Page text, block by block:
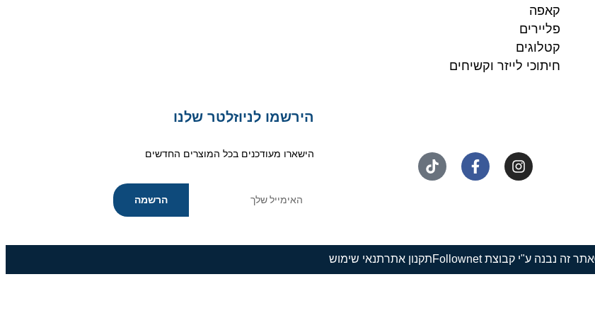
קאפה
פליירים
קטלוגים
חיתוכי לייזר וקשיחים
הירשמו לניוזלטר שלנו
הישארו מעודכנים בכל המוצרים החדשים
הרשמה
אתר זה נבנה ע"י קבוצת Follownet תקנון אתרתנאי שימוש